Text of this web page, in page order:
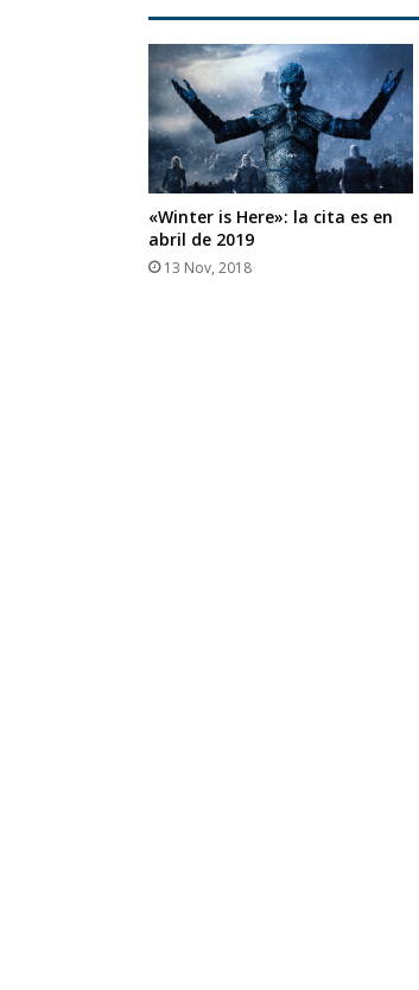
«Winter is Here»: la cita es en
abril de 2019
13 Nov, 2018